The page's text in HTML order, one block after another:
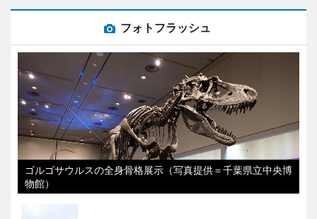
フォトフラッシュ
ゴルゴサウルスの全身骨格展示（写真提供＝千葉県立中央博
物館）